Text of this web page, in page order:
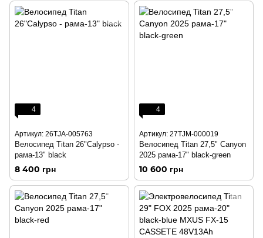
4
Артикул: 26TJA-005763
Велосипед Titan 26"Calypso -
рама-13" black
8 400 грн
4
Артикул: 27TJM-000019
Велосипед Titan 27,5" Canyon
2025 рама-17" black-green
10 600 грн